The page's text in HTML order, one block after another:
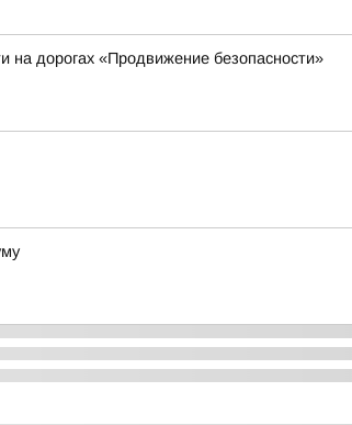
на дорогах «Продвижение безопасности»